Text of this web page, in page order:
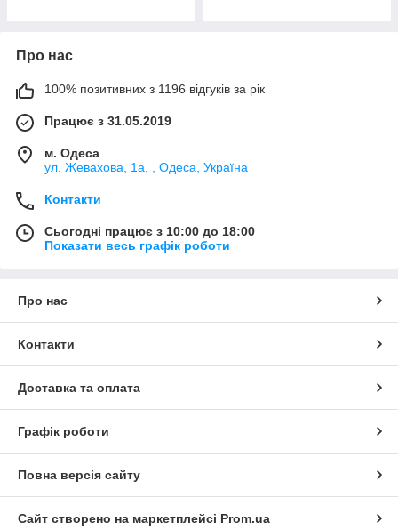
Про нас
100% позитивних з 1196 відгуків за рік
Працює з 31.05.2019
м. Одеса
ул. Жевахова, 1a, , Одеса, Україна
Контакти
Сьогодні працює з 10:00 до 18:00
Показати весь графік роботи
Про нас
Контакти
Доставка та оплата
Графік роботи
Повна версія сайту
Сайт створено на маркетплейсі Prom.ua